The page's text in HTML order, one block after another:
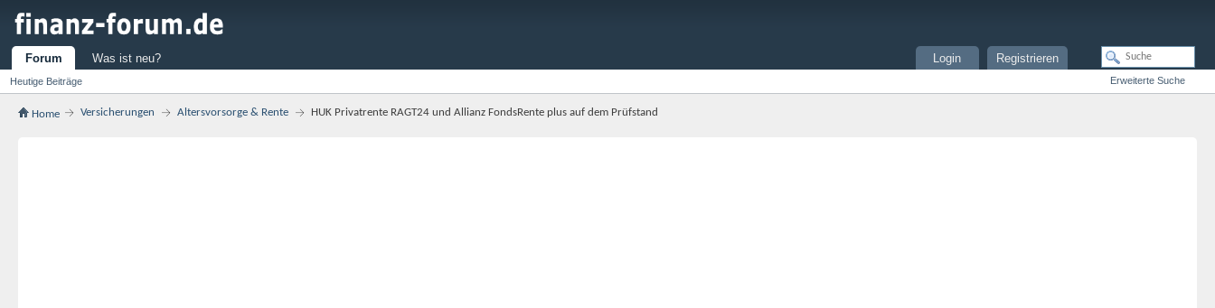
Forum
Heutige Beiträge
Was ist neu? Registrieren
Login
Erweiterte Suche
Home Versicherungen Altersvorsorge & Rente HUK Privatrente RAGT24 und Allianz FondsRente plus auf dem Prüfstand